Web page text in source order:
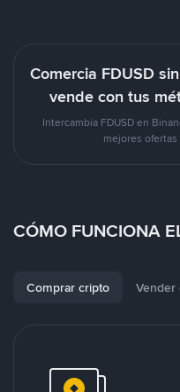
Comercia FDUSD
vende con tus
Intercambia FDUSD en
mejores
CÓMO FUNCIONA
Comprar cripto Vender